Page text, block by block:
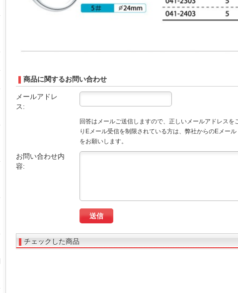
商品に関するお問い合わせ
メールアドレ
ス:
回答はメールご送信しますので、正しいメールアドレス
りEメール受信を制限されている方は、弊社からのEメー
をお願いします。
お問い合わせ内
容:
チェックした商品